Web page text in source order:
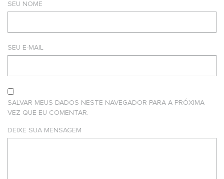
SEU NOME
SEU E-MAIL
SALVAR MEUS DADOS NESTE NAVEGADOR PARA A PRÓXIMA
VEZ QUE EU COMENTAR.
DEIXE SUA MENSAGEM